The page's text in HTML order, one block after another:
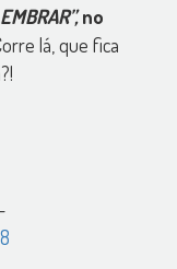
no
lá, que fica